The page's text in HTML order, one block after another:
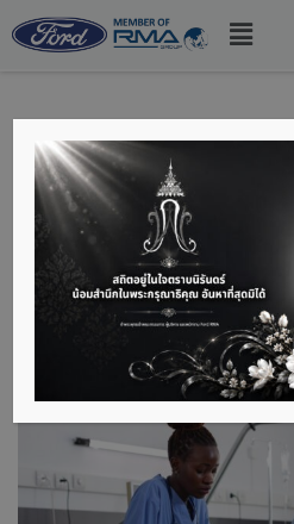
12 อาชีพหลั
อะไรดี? สร้าง
เหงา ตอบโจ
EARLY